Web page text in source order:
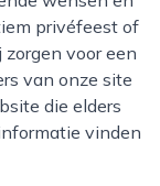
privéfeest of
voor een
van onze site
die elders
vinden